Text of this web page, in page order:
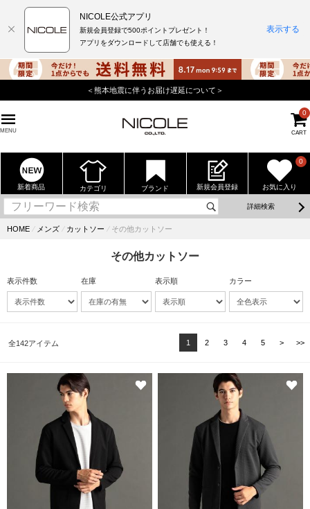
＜熊本地震に伴うお届け遅延について＞
MENU CART
0
新着商品 カテゴリ ブランド 新規会員登録 お気に入り
0
詳細検索
HOME ⁄ メンズ ⁄ カットソー ⁄ その他カットソー
その他カットソー
表示件数 在庫 表示順 カラー
全142アイテム 1 2 3 4 5 > >>
NICOLE公式アプリ
新規会員登録で500ポイントプレゼント！
アプリをダウンロードして店舗でも使える！
表示する